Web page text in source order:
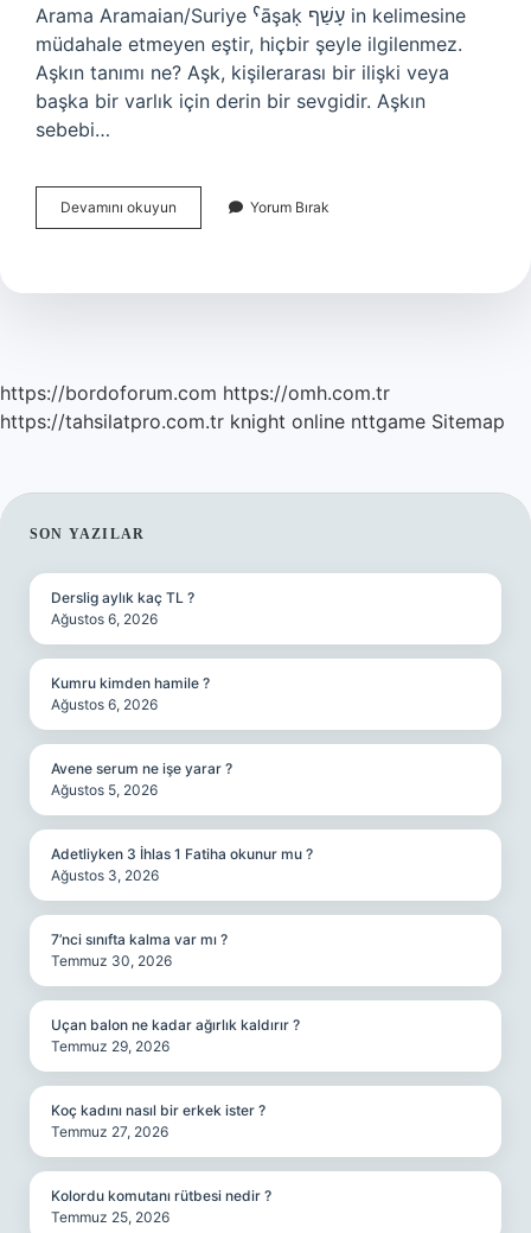
Arama Aramaian/Suriye ˁāşaḳ עָשַׁף in kelimesine
müdahale etmeyen eştir, hiçbir şeyle ilgilenmez.
Aşkın tanımı ne? Aşk, kişilerarası bir ilişki veya
başka bir varlık için derin bir sevgidir. Aşkın
sebebi…
Devamını okuyun
Adı
Yorum Bırak
https://bordoforum.com https://omh.com.tr
https://tahsilatpro.com.tr knight online nttgame Sitemap
SIDEBAR
SON YAZILAR
Derslig aylık kaç TL ?
Ağustos 6, 2026
Kumru kimden hamile ?
Ağustos 6, 2026
Avene serum ne işe yarar ?
Ağustos 5, 2026
Adetliyken 3 İhlas 1 Fatiha okunur mu ?
Ağustos 3, 2026
7’nci sınıfta kalma var mı ?
Temmuz 30, 2026
Uçan balon ne kadar ağırlık kaldırır ?
Temmuz 29, 2026
Koç kadını nasıl bir erkek ister ?
Temmuz 27, 2026
Kolordu komutanı rütbesi nedir ?
Temmuz 25, 2026